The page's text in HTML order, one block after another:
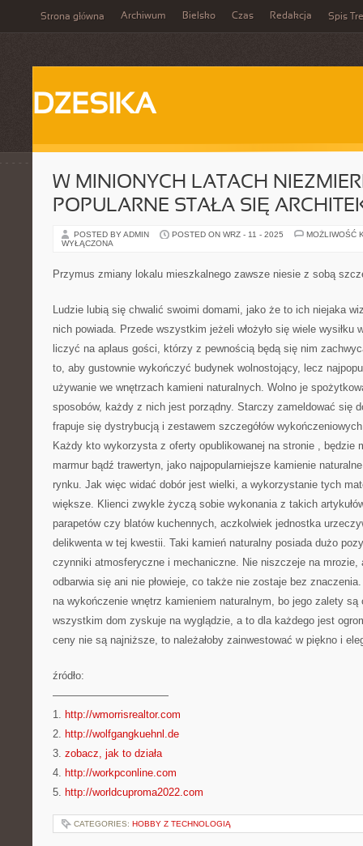
Strona główna Archiwum Bielsko Czas Redakcja Spis
DZESIKA
W MINIONYCH LATACH
POPULARNE STAŁA SIĘ
POSTED BY ADMIN POSTED ON WRZ - 11 - 2025
MOŻLIWOŚĆ
WYŁĄCZONA
Przymus zmiany lokalu mieszkalnego zawsze niesie z sobą
Ludzie lubią się chwalić swoimi domami, jako że to ich niejaka
nich powiada. Przede wszystkim jeżeli włożyło się wiele wysiłku
liczyć na aplaus gości, którzy z pewnością będą się nim
to, aby gustownie wykończyć budynek wolnostojący, lecz
używanie we wnętrzach kamieni naturalnych. Wolno je
sposobów, każdy z nich jest porządny. Starczy zameldować się
frapuje się dystrybucją i zestawem szczegółów
Każdy kto wykorzysta z oferty opublikowanej na stronie , będzie
marmur bądź trawertyn, jako najpopularniejsze kamienie
rynku. Jak więc widać dobór jest wielki, a wykorzystanie tych
większe. Klienci zwykle życzą sobie wykonania z takich
parapetów czy blatów kuchennych, aczkolwiek jednostka
delikwenta w tej kwestii. Taki kamień naturalny posiada dużo
czynniki atmosferyczne i mechaniczne. Nie niszczeje na mrozie,
odbarwia się ani nie płowieje, co także nie zostaje bez
na wykończenie wnętrz kamieniem naturalnym, bo jego zalety są
wszystkim dom zyskuje na wyglądzie, a to dla każdego jest
ceny nie są najniższe, to należałoby zainwestować w piękno i
źródło:
———————————
1. http://wmorrisrealtor.com
2. http://wolfgangkuehnl.de
3. zobacz, jak to działa
4. http://workpconline.com
5. http://worldcuproma2022.com
CATEGORIES: HOBBY Z TECHNOLOGIĄ